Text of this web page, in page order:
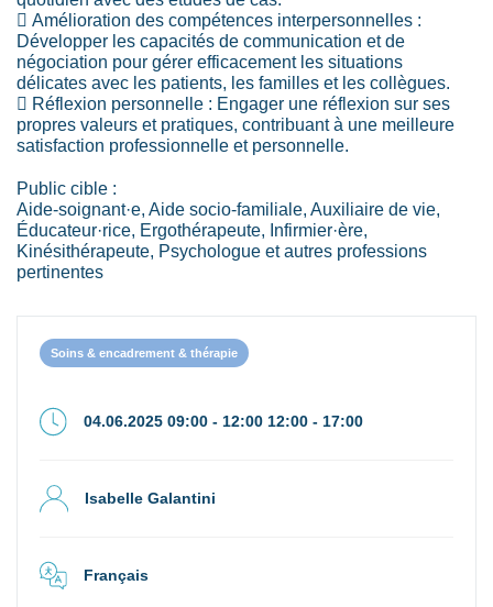
 Amélioration des compétences interpersonnelles :
Développer les capacités de communication et de
négociation pour gérer efficacement les situations
délicates avec les patients, les familles et les collègues.
 Réflexion personnelle : Engager une réflexion sur ses
propres valeurs et pratiques, contribuant à une meilleure
satisfaction professionnelle et personnelle.
Public cible :
Aide-soignant·e, Aide socio-familiale, Auxiliaire de vie,
Éducateur·rice, Ergothérapeute, Infirmier·ère,
Kinésithérapeute, Psychologue et autres professions
pertinentes
Soins & encadrement & thérapie
04.06.2025 09:00 - 12:00 12:00 - 17:00
Isabelle Galantini
Français